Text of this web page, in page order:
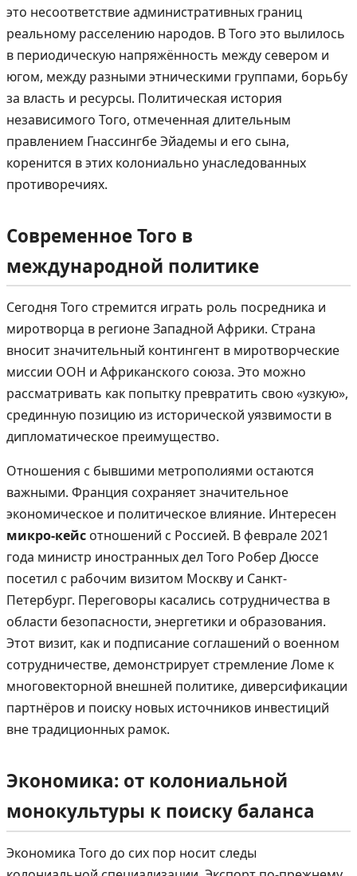
это несоответствие административных границ
реальному расселению народов. В Того это вылилось
в периодическую напряжённость между севером и
югом, между разными этническими группами, борьбу
за власть и ресурсы. Политическая история
независимого Того, отмеченная длительным
правлением Гнассингбе Эйадемы и его сына,
коренится в этих колониально унаследованных
противоречиях.
Современное Того в
международной политике
Сегодня Того стремится играть роль посредника и
миротворца в регионе Западной Африки. Страна
вносит значительный контингент в миротворческие
миссии ООН и Африканского союза. Это можно
рассматривать как попытку превратить свою «узкую»,
срединную позицию из исторической уязвимости в
дипломатическое преимущество.
Отношения с бывшими метрополиями остаются
важными. Франция сохраняет значительное
экономическое и политическое влияние. Интересен
микро-кейс отношений с Россией. В феврале 2021
года министр иностранных дел Того Робер Дюссе
посетил с рабочим визитом Москву и Санкт-
Петербург. Переговоры касались сотрудничества в
области безопасности, энергетики и образования.
Этот визит, как и подписание соглашений о военном
сотрудничестве, демонстрирует стремление Ломе к
многовекторной внешней политике, диверсификации
партнёров и поиску новых источников инвестиций
вне традиционных рамок.
Экономика: от колониальной
монокультуры к поиску баланса
Экономика Того до сих пор носит следы